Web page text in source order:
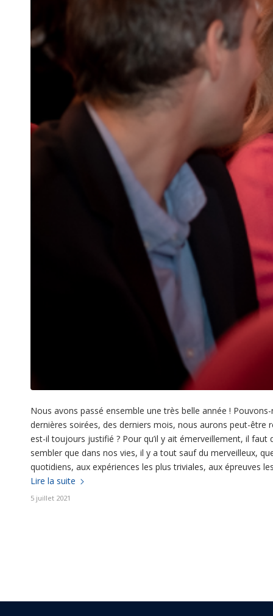
Nous avons passé ensemble une très belle année !
dernières soirées, des derniers mois, nous aurons peut-être
est-il toujours justifié ? Pour qu’il y ait émerveillement, il faut
sembler que dans nos vies, il y a tout sauf du merveilleux,
quotidiens, aux expériences les plus triviales, aux épreuves
Lire la suite
5 juillet 2021